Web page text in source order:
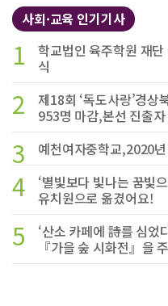
사회·교육 인기기사
1
학교법인 육주학원 재
식
2
제18회 ‘독도사랑’경상
953명 마감,본선 진출자
3 예천여자중학교,2020
4
‘별빛보다 빛나는 꿈빛
유치원으로 옮겼어요!
5
‘산소 카페에 詩를 심었
『가을 숲 시화전』을